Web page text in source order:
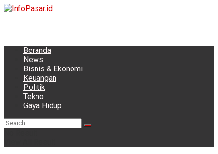
Beranda
News
Bisnis & Ekonomi
Keuangan
Politik
Tekno
Gaya Hidup